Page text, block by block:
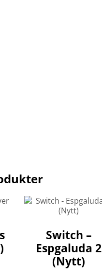
Switch –
Espgaluda 2
(Nytt)